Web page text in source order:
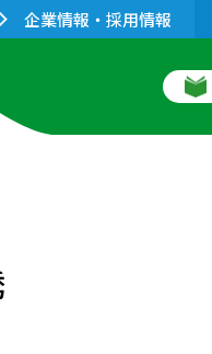
企業情報・採用情報